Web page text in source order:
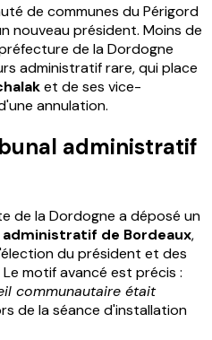
de communes du Périgord
nouveau président. Moins de
de la Dordogne
administratif rare, qui place
et de ses vice-
annulation.
administratif
de la Dordogne a déposé un
de Bordeaux,
du président et des
motif avancé est précis :
communautaire était
de la séance d'installation